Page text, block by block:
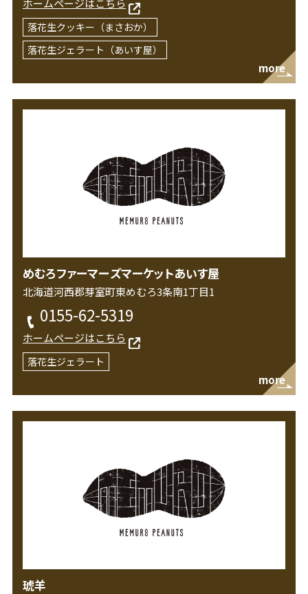
ホームページはこちら
落花生クッキー（まさおか）
落花生ジェラート（あいす屋）
more
めむろファーマーズマーケットあいす屋
北海道河西郡芽室町東めむろ3条南1丁目1
0155-62-5319
ホームページはこちら
落花生ジェラート
more
琥羊